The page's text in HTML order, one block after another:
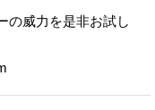
の威力を是非お試し